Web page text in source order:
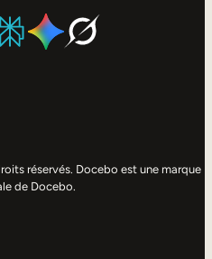
réservés. Docebo est une marque
de Docebo.